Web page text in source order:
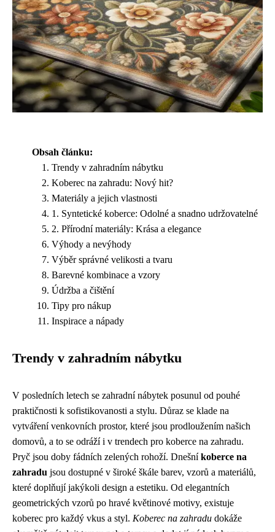
Obsah článku:
Trendy v zahradním nábytku
Koberec na zahradu: Nový hit?
Materiály a jejich vlastnosti
1. Syntetické koberce: Odolné a snadno udržovatelné
2. Přírodní materiály: Krása a elegance
Výhody a nevýhody
Výběr správné velikosti a tvaru
Barevné kombinace a vzory
Údržba a čištění
Tipy pro nákup
Inspirace a nápady
Trendy v zahradním nábytku
V posledních letech se zahradní nábytek posunul od pouhé
praktičnosti k sofistikovanosti a stylu. Důraz se klade na
vytváření venkovních prostor, které jsou prodloužením našich
domovů, a to se odráží i v trendech pro koberce na zahradu.
Pryč jsou doby fádních zelených rohoží. Dnešníkoberce na
zahradu jsou dostupné v široké škále barev, vzorů a materiálů,
které doplňují jakýkoli design a estetiku. Od elegantních
geometrických vzorů po hravé květinové motivy, existuje
koberec pro každý vkus a styl. Koberec na zahradu dokáže